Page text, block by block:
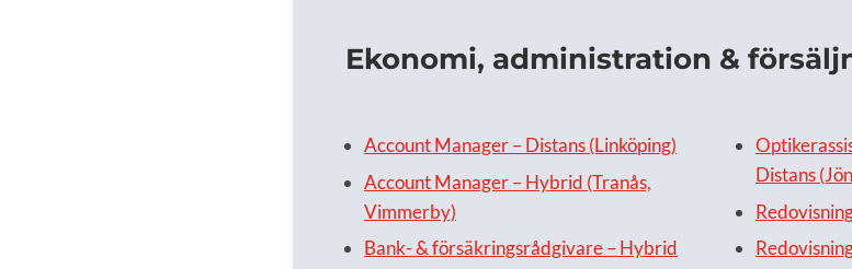
Ekonomi, administration &
Account Manager – Distans (Linköping)
Account Manager – Hybrid (Tranås,
Vimmerby)
Bank- & försäkringsrådgivare – Hybrid
Distans